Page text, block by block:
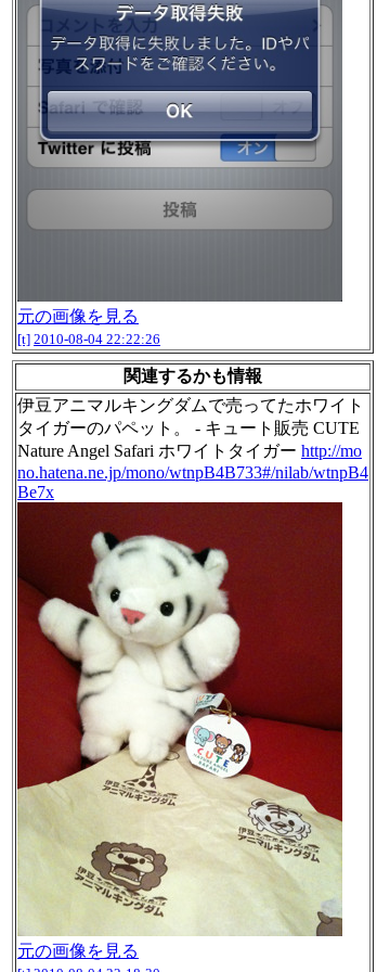
元の画像を見る
[t] 2010-08-04 22:22:26
関連するかも情報
伊豆アニマルキングダムで売ってたホワイト
タイガーのパペット。 - キュート販売 CUTE
Nature Angel Safari ホワイトタイガー http://mo
no.hatena.ne.jp/mono/wtnpB4B733#/nilab/wtnpB4
Be7x
元の画像を見る